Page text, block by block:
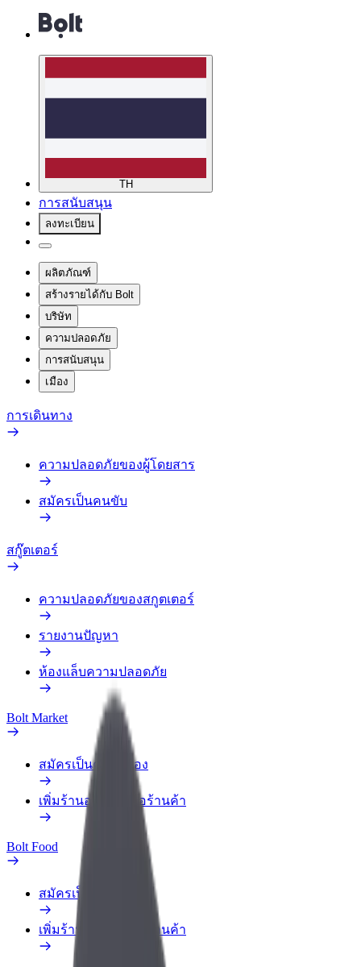
TH
การสนับสนุน
ลงทะเบียน
ผลิตภัณฑ์
สร้างรายได้กับ Bolt
บริษัท
ความปลอดภัย
การสนับสนุน
เมือง
การเดินทาง
ความปลอดภัยของผู้โดยสาร
สมัครเป็นคนขับ
สกู๊ตเตอร์
ความปลอดภัยของสกูตเตอร์
รายงานปัญหา
ห้องแล็บความปลอดภัย
Bolt Market
สมัครเป็นคนส่งของ
เพิ่มร้านอาหารหรือร้านค้า
Bolt Food
สมัครเป็นคนส่งของ
เพิ่มร้านอาหารหรือร้านค้า